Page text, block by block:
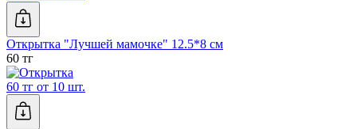
Открытка "Лучшей мамочке" 12.5*8 см
60 тг
60 тг от 10 шт.